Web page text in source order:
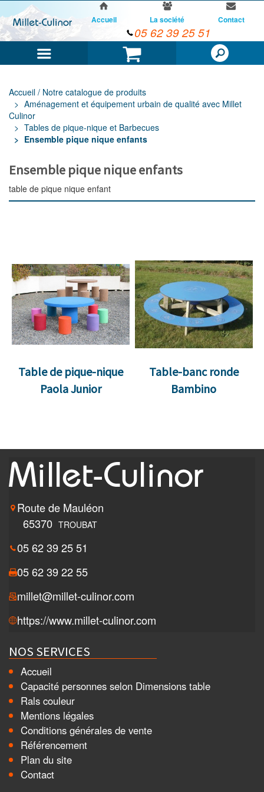
Panier
Accueil La société Contact
05 62 39 25 51
Accueil / Notre catalogue de produits
Aménagement et équipement urbain de qualité avec Millet
Culinor
Tables de pique-nique et Barbecues
Ensemble pique nique enfants
Ensemble pique nique enfants
table de pique nique enfant
Table de pique-nique
Paola Junior
Table-banc ronde
Bambino
Route de Mauléon
65370 TROUBAT
05 62 39 25 51
05 62 39 22 55
millet@millet-culinor.com
https://www.millet-culinor.com
NOS SERVICES
Accueil
Capacité personnes selon Dimensions table
Rals couleur
Mentions légales
Conditions générales de vente
Référencement
Plan du site
Contact